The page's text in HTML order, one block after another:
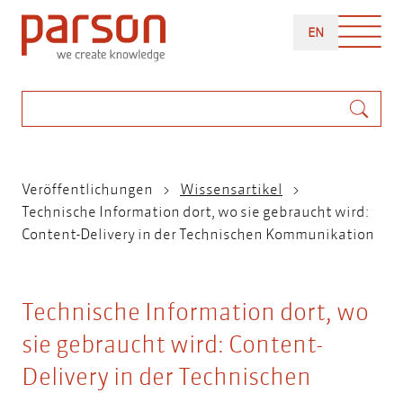
Direkt
zum
Inhalt
ENENGLISH
Pfadnavigation
Veröffentlichungen
Wissensartikel
Technische Information dort, wo sie gebraucht wird:
Content-Delivery in der Technischen Kommunikation
Technische Information dort, wo
sie gebraucht wird: Content-
Delivery in der Technischen